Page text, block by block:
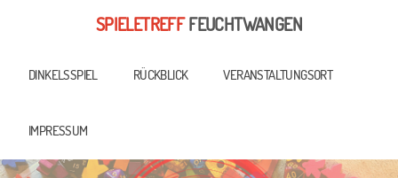
SPIELETREFFFEUCHTWANGEN
DINKELSSPIEL RÜCKBLICK VERANSTALTUNGSORT
IMPRESSUM